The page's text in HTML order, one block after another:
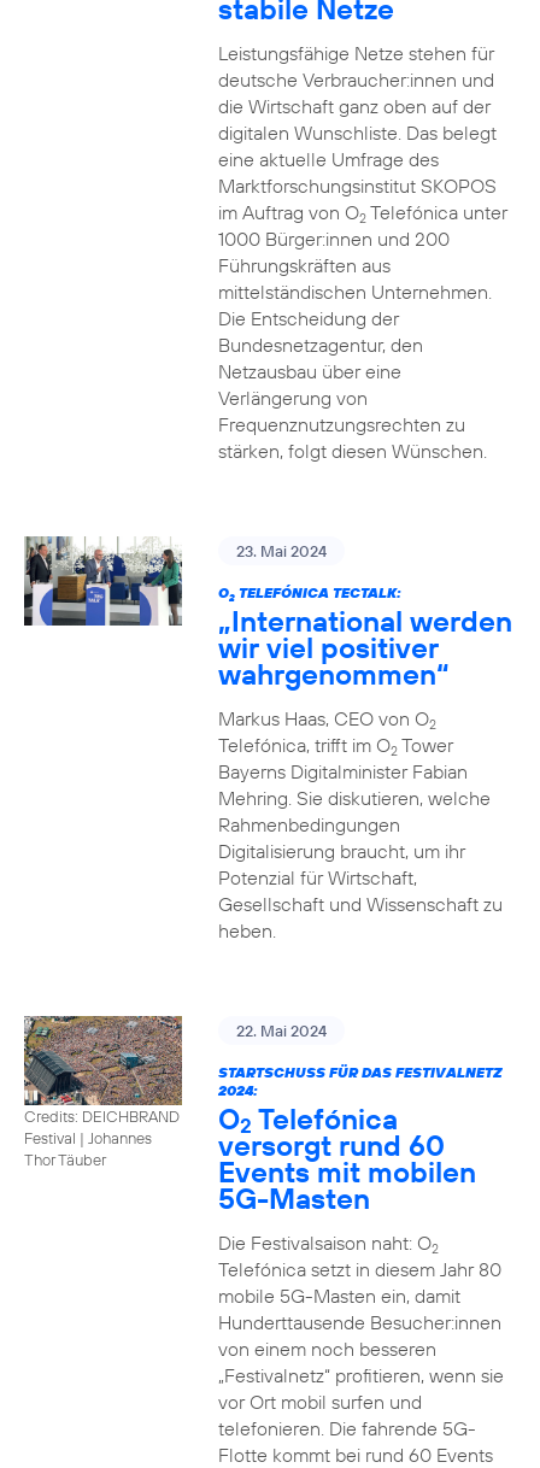
stabile Netze
Leistungsfähige Netze stehen für
deutsche Verbraucher:innen und
die Wirtschaft ganz oben auf der
digitalen Wunschliste. Das belegt
eine aktuelle Umfrage des
Marktforschungsinstitut SKOPOS
im Auftrag von O2Telefónica unter
1000 Bürger:innen und 200
Führungskräften aus
mittelständischen Unternehmen.
Die Entscheidung der
Bundesnetzagentur, den
Netzausbau über eine
Verlängerung von
Frequenznutzungsrechten zu
stärken, folgt diesen Wünschen.
23. Mai 2024
O2TELEFÓNICA TECTALK:
„International werden
wir viel positiver
wahrgenommen“
Markus Haas, CEO von O2
Telefónica, trifft im O2Tower
Bayerns Digitalminister Fabian
Mehring. Sie diskutieren, welche
Rahmenbedingungen
Digitalisierung braucht, um ihr
Potenzial für Wirtschaft,
Gesellschaft und Wissenschaft zu
heben.
Credits: DEICHBRAND
Festival | Johannes
Thor Täuber
22. Mai 2024
STARTSCHUSS FÜR DAS FESTIVALNETZ
2024:
O2 Telefónica
versorgt rund 60
Events mit mobilen
5G-Masten
Die Festivalsaison naht: O2
Telefónica setzt in diesem Jahr 80
mobile 5G-Masten ein, damit
Hunderttausende Besucher:innen
von einem noch besseren
„Festivalnetz“ profitieren, wenn sie
vor Ort mobil surfen und
telefonieren. Die fahrende 5G-
Flotte kommt bei rund 60 Events